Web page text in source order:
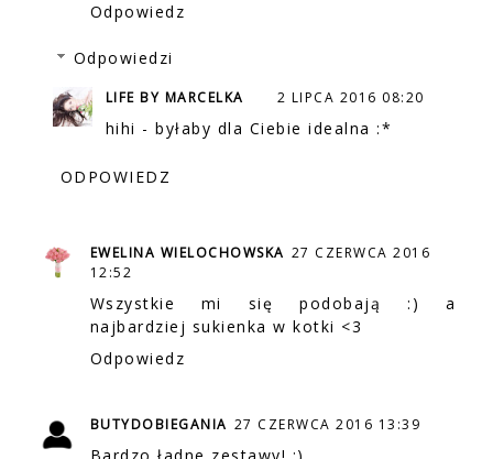
Odpowiedz
Odpowiedzi
LIFE BY MARCELKA 2 LIPCA 2016 08:20
hihi - byłaby dla Ciebie idealna :*
ODPOWIEDZ
EWELINA WIELOCHOWSKA 27 CZERWCA 2016
12:52
Wszystkie mi się podobają :) a
najbardziej sukienka w kotki <3
Odpowiedz
BUTYDOBIEGANIA 27 CZERWCA 2016 13:39